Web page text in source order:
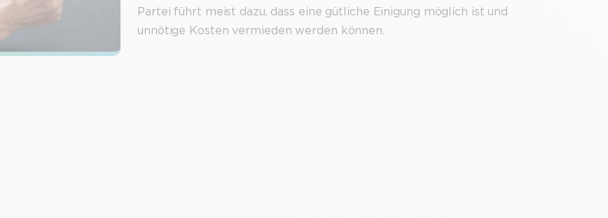
Partei führt meist dazu, dass eine gütliche Einigung möglich ist und
unnötige Kosten vermieden werden können.